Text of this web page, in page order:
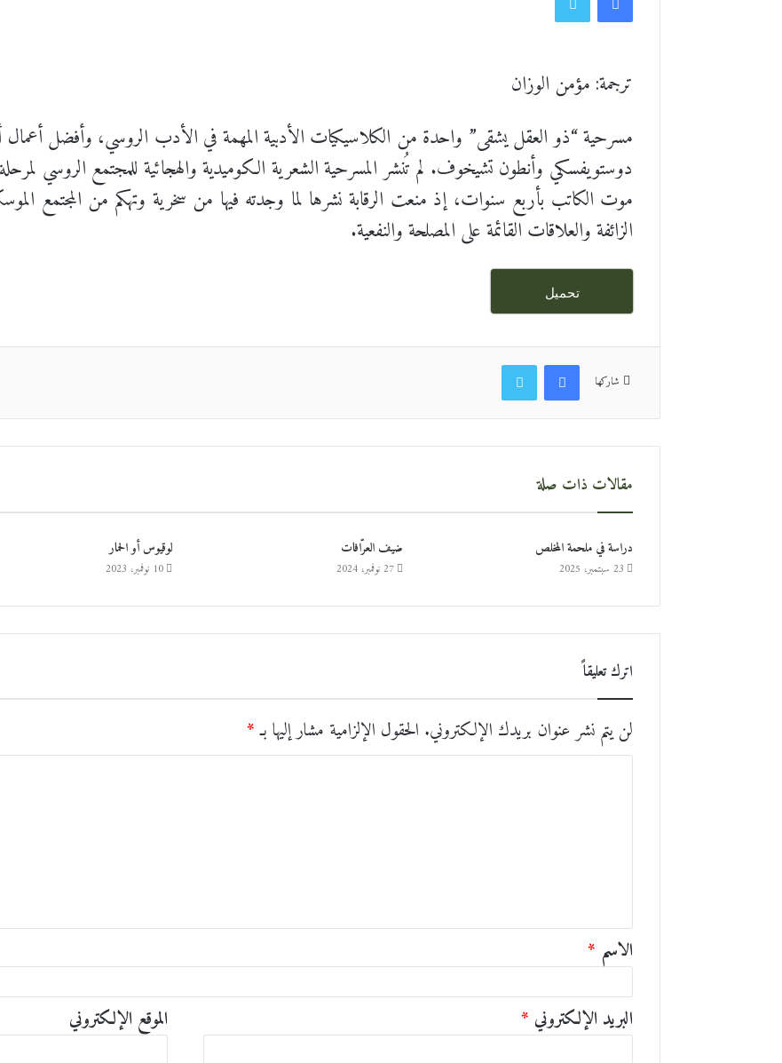
ترجمة: مؤمن الوزان
مسرحية “ذو العقل يشقى” واحدة من الكلاسيكيات الأدبية المهمة في الأدب الروسي، وأفضل أعمال
موت الكاتب بأربع سنوات، إذ منعت الرقابة نشرها لما وجدته فيها من سخرية وتهكم من المجتمع
الزائفة والعلاقات القائمة على المصلحة والنفعية.
تحميل
شاركها
فيسبوك تويتر
مقالات ذات صلة
دراسة في ملحمة المخلص
23 سبتمبر، 2025
ضيف العرّافات
27 نوفمبر، 2024
لوقيوس أو الحمار
10 نوفمبر، 2023
اترك تعليقاً
لن يتم نشر عنوان بريدك الإلكتروني. الحقول الإلزامية مشار إليها بـ*
ق
*
الاسم *
البريد الإلكتروني * الموقع الإلكتروني